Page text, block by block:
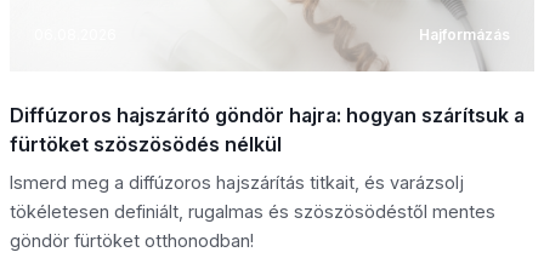
Hajformázás
Diffúzoros hajszárító göndör hajra: hogyan szárítsuk a
fürtöket szöszösödés nélkül
Ismerd meg a diffúzoros hajszárítás titkait, és varázsolj
tökéletesen definiált, rugalmas és szöszösödéstől mentes
göndör fürtöket otthonodban!